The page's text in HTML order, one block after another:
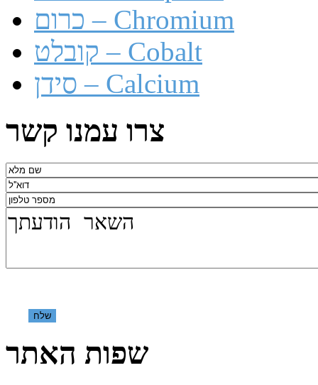
כרום – Chromium
קובלט – Cobalt
סידן – Calcium
צרו עמנו קשר
שלח
שפות האתר